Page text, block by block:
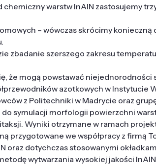
warstw InAlN zastosujemy
– wówczas skrócimy konieczną
zbadanie szerszego zakresu
że mogą powstawać niejednorodności
azotkowych w Instytucie
z Politechniki w Madrycie oraz
symulacji morfologii powierzchni
Wyniki otrzymane w ramach
przygotowane we współpracy z firmą
oraz dotychczas stosowanymi
wytwarzania wysokiej jakości